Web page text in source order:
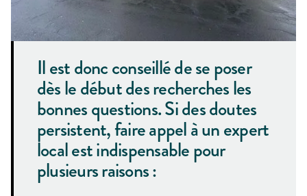
Il est donc conseillé de se poser
dès le début des recherches les
bonnes questions. Si des doutes
persistent, faire appel à un expert
local est indispensable pour
plusieurs raisons :